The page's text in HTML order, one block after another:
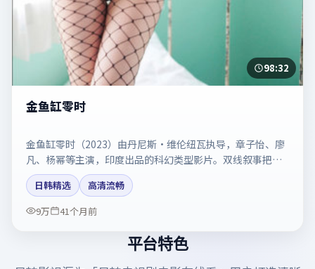
98:32
金鱼缸零时
金鱼缸零时（2023）由丹尼斯·维伦纽瓦执导，章子怡、廖
凡、杨幂等主演，印度出品的科幻类型影片。双线叙事把悬
念保持到最后一刻。剧情简介与主创信息可供检索参考，上
映日期以片方资料为准。
日韩精选
高清流畅
9万
41个月前
平台特色